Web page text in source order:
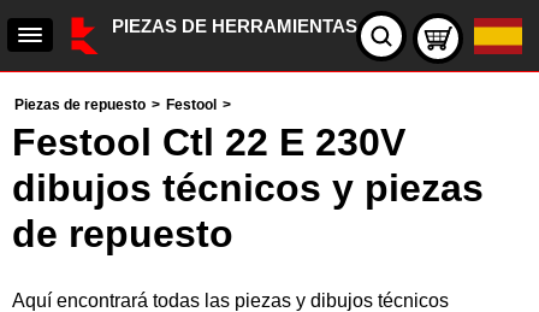
PIEZAS DE HERRAMIENTAS
Piezas de repuesto > Festool >
Festool Ctl 22 E 230V
dibujos técnicos y piezas
de repuesto
Aquí encontrará todas las piezas y dibujos técnicos